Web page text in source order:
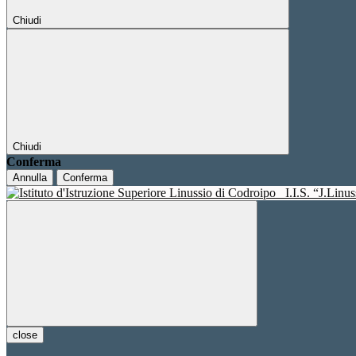
Chiudi
Chiudi
Conferma
Annulla Conferma
I.I.S.
close